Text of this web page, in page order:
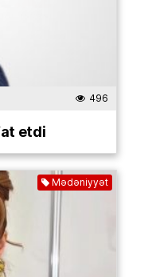
496
etdi
Mədəniyyət